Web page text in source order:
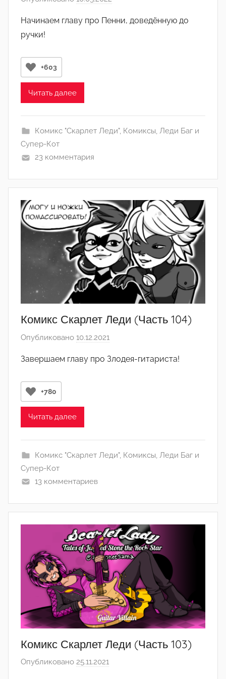
т
r
Начинаем главу про Пенни, доведённую до
ручки!
+603
Читать далее
Комикс "Скарлет Леди", Комиксы, Леди Баг и
Супер-Кот
23 комментария
Комикс Скарлет Леди (Часть 104)
Опубликовано 10.12.2021
т
o
Завершаем главу про Злодея-гитариста!
+780
Читать далее
Комикс "Скарлет Леди", Комиксы, Леди Баг и
Супер-Кот
13 комментариев
Комикс Скарлет Леди (Часть 103)
Опубликовано 25.11.2021